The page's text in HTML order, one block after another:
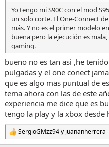
Yo tengo mi S90C con el mod
un solo corte. El One-Connect
más. Y no es el primer modelo
buena pero la ejecución es
gaming.
bueno no es tan asi ,he
pulgadas y el one conect
que es algo mas puntual de
tema ahora con las de este
experiencia me dice que es
tengo la play y la xbox desde
R
e
SergioGMzz94y juananherrera